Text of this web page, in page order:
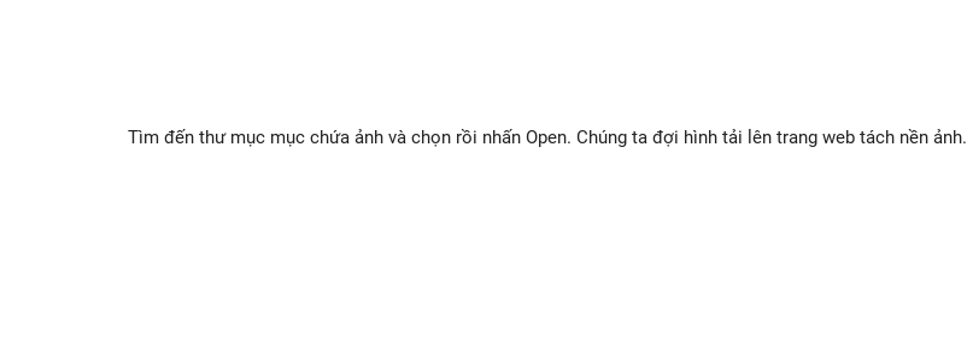
Tìm đến thư mục mục chứa ảnh và chọn rồi nhấn Open. Chúng ta đợi hình tải lên trang web tách nền ảnh.